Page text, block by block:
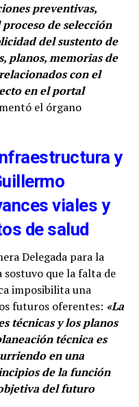
preventivas,
de selección
del sustento de
planos, memorias de
con el
en el portal
el órgano
y
viales y
de salud
Delegada para la
que la falta de
imposibilita una
futuros oferentes: «La
técnicas y los planos
técnica es
en una
de la función
del futuro